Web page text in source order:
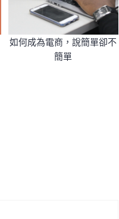
如何成為電商，說簡單卻不
簡單